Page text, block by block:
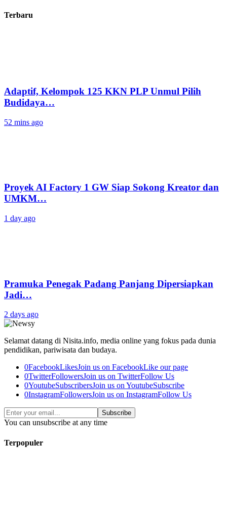
Terbaru
‎Adaptif, Kelompok 125 KKN PLP Unmul Pilih
Budidaya…
52 mins ago
Proyek AI Factory 1 GW Siap Sokong Kreator dan
UMKM…
1 day ago
Pramuka Penegak Padang Panjang Dipersiapkan
Jadi…
2 days ago
Selamat datang di Nisita.info, media online yang fokus pada dunia
pendidikan, pariwisata dan budaya.
0FacebookLikesJoin us on FacebookLike our page
0TwitterFollowersJoin us on TwitterFollow Us
0YoutubeSubscribersJoin us on YoutubeSubscribe
0InstagramFollowersJoin us on InstagramFollow Us
Subscribe
You can unsubscribe at any time
Terpopuler